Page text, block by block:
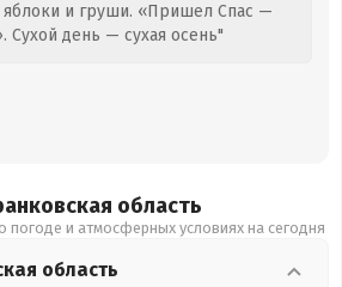
и груши. «Пришел Спас —
Сухой день — сухая осень"
область
погоде и атмосферных условиях на сегодня
область